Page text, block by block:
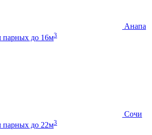
Анапа
парных до 16м3
Сочи
парных до 22м3